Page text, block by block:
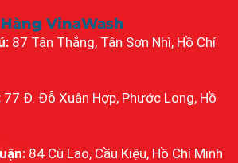
VinaWash
87 Tân Thắng, Tân Sơn Nhì, Hồ Chí
77 Đ. Đỗ Xuân Hợp, Phước Long, Hồ
84 Cù Lao, Cầu Kiệu, Hồ Chí Minh